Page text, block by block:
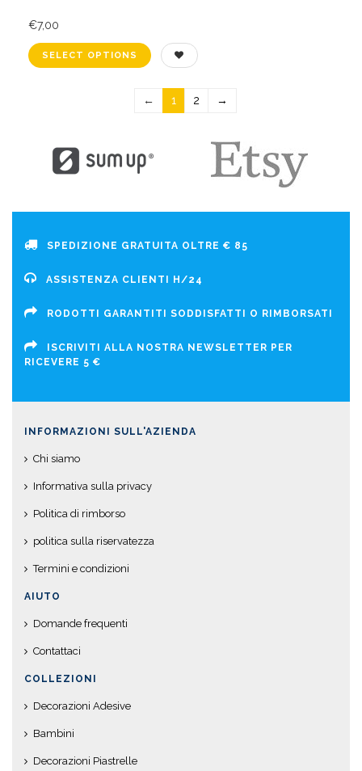
€7,00
← 1 2 →
SPEDIZIONE GRATUITA OLTRE € 85
ASSISTENZA CLIENTI H/24
RODOTTI GARANTITI SODDISFATTI O RIMBORSATI
ISCRIVITI ALLA NOSTRA NEWSLETTER PER
RICEVERE 5 €
INFORMAZIONI SULL'AZIENDA
Chi siamo
Informativa sulla privacy
Politica di rimborso
politica sulla riservatezza
Termini e condizioni
AIUTO
Domande frequenti
Contattaci
COLLEZIONI
Decorazioni Adesive
Bambini
Decorazioni Piastrelle